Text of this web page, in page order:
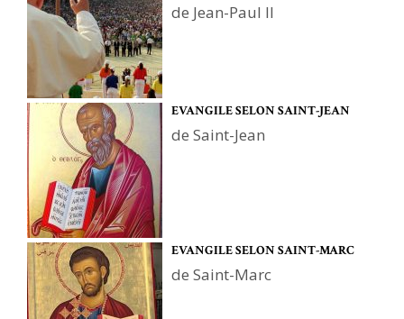
de Jean-Paul II
EVANGILE SELON SAINT-JEAN
de Saint-Jean
EVANGILE SELON SAINT-MARC
de Saint-Marc